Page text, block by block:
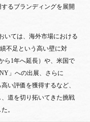
るブランディングを展開
いては、海外市場における
不足という高い壁に対
ら1年へ延長）や、米国で
」への出展、さらに
高い評価を獲得するなど、
道を切り拓いてきた挑戦
。